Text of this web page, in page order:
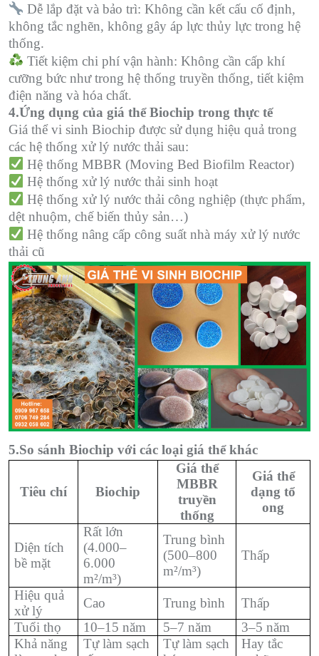
Dễ lắp đặt và bảo trì: Không cần kết cấu cố định,
không tắc nghẽn, không gây áp lực thủy lực trong hệ
thống.
️ Tiết kiệm chi phí vận hành: Không cần cấp khí
cưỡng bức như trong hệ thống truyền thống, tiết kiệm
điện năng và hóa chất.
4.Ứng dụng của giá thể Biochip trong thực tế
Giá thể vi sinh Biochip được sử dụng hiệu quả trong
các hệ thống xử lý nước thải sau:
Hệ thống MBBR (Moving Bed Biofilm Reactor)
Hệ thống xử lý nước thải sinh hoạt
Hệ thống xử lý nước thải công nghiệp (thực phẩm,
dệt nhuộm, chế biến thủy sản…)
Hệ thống nâng cấp công suất nhà máy xử lý nước
thải cũ
5.So sánh Biochip với các loại giá thể khác
Tiêu chí Biochip
Giá thể
MBBR
truyền
thống
Giá thể
dạng tổ
ong
Diện tích
bề mặt
Rất lớn
(4.000–
6.000
m²/m³)
Trung bình
(500–800
m²/m³)
Thấp
Hiệu quả
xử lý
Cao Trung bình
Thấp
Tuổi thọ
10–15 năm 5–7 năm
3–5 năm
Khả năng
Tự làm sạch
Tự làm sạch
Hay tắc